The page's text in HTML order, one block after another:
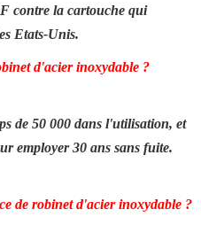
contre la cartouche qui
Etats-Unis.
d'acier inoxydable ?
de 50 000 dans l'utilisation, et
employer 30 ans sans fuite.
de robinet d'acier inoxydable ?